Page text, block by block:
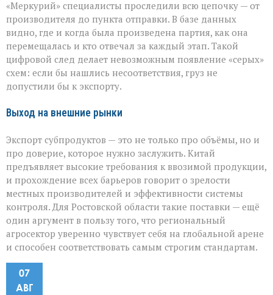
«Меркурий» специалисты проследили всю цепочку — от
производителя до пункта отправки. В базе данных
видно, где и когда была произведена партия, как она
перемещалась и кто отвечал за каждый этап. Такой
цифровой след делает невозможным появление «серых»
схем: если бы нашлись несоответствия, груз не
допустили бы к экспорту.
Выход на внешние рынки
Экспорт субпродуктов — это не только про объёмы, но и
про доверие, которое нужно заслужить. Китай
предъявляет высокие требования к ввозимой продукции,
и прохождение всех барьеров говорит о зрелости
местных производителей и эффективности системы
контроля. Для Ростовской области такие поставки — ещё
один аргумент в пользу того, что региональный
агросектор уверенно чувствует себя на глобальной арене
и способен соответствовать самым строгим стандартам.
07
АВГ